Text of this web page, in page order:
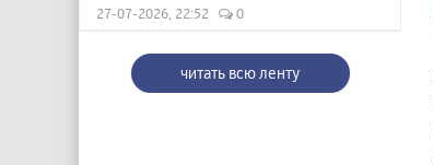
27-07-2026, 22:52 0
читать всю ленту